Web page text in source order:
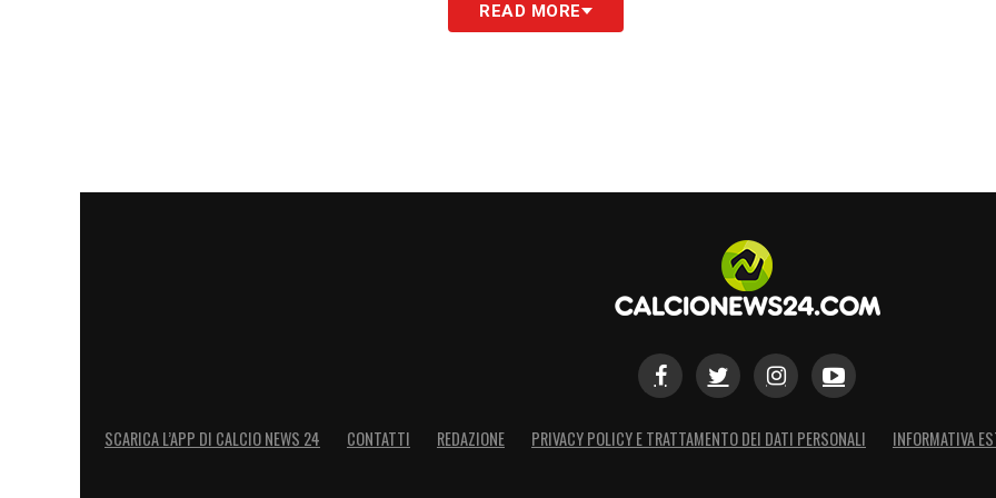
READ MORE
SCARICA L’APP DI CALCIO NEWS 24 CONTATTI REDAZIONE PRIVACY POLICY E TRATTAMENTO DEI DATI PERSONALI INFORMATIVA